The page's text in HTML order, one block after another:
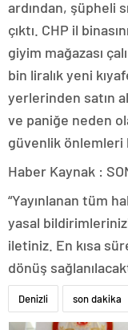
ardından, şüpheli
çıktı. CHP il
giyim mağazası
bin liralık yeni
yerlerinden satın
ve paniğe neden
güvenlik önlemleri
Haber Kaynak :
“Yayınlanan tüm
yasal
iletiniz. En kısa
dönüş
Denizli son dakika